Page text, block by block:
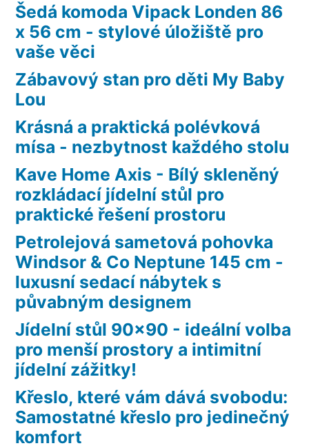
Šedá komoda Vipack Londen 86
x 56 cm - stylové úložiště pro
vaše věci
Zábavový stan pro děti My Baby
Lou
Krásná a praktická polévková
mísa - nezbytnost každého stolu
Kave Home Axis - Bílý skleněný
rozkládací jídelní stůl pro
praktické řešení prostoru
Petrolejová sametová pohovka
Windsor & Co Neptune 145 cm -
luxusní sedací nábytek s
půvabným designem
Jídelní stůl 90×90 - ideální volba
pro menší prostory a intimitní
jídelní zážitky!
Křeslo, které vám dává svobodu:
Samostatné křeslo pro jedinečný
komfort